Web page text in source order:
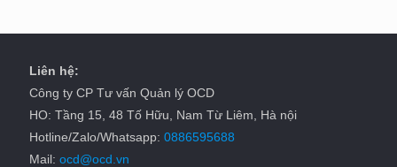
Liên hệ:
Công ty CP Tư vấn Quản lý OCD
HO: Tầng 15, 48 Tố Hữu, Nam Từ Liêm, Hà nội
Hotline/Zalo/Whatsapp: 0886595688
Mail: ocd@ocd.vn